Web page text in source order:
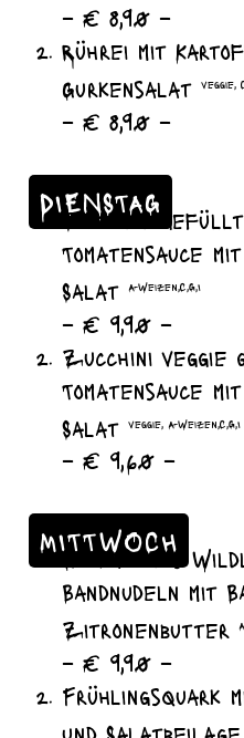
– € 8,90 –
Rührei mit
Gurkensalat
veggie,
– € 8,90 –
DIENSTAG
Zucchini
Tomatensauce
Salat
A-Weizen,C,G,I
– € 9,90 –
Zucchini
Tomatensauce
Salat
veggie, A-Weizen,C,G,I
– € 9,60 –
MITTWOCH
Gebratenes
Bandnudeln mit
Zitronenbutter
– € 9,90 –
Frühlingsquark